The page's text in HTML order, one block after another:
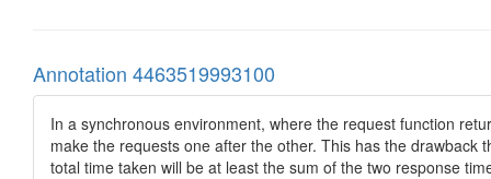
Annotation 4463519993100
In a synchronous environment, where the request function
make the requests one after the other. This has the
total time taken will be at least the sum of the two response